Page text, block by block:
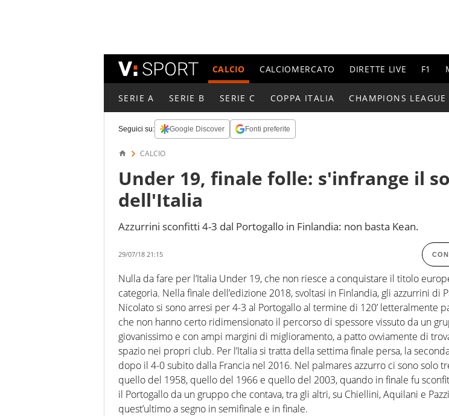
CALCIO CALCIOMERCATO DIRETTE LIVE F1
SERIE A SERIE B SERIE C COPPA ITALIA CHAMPIONS LEAGUE
Seguici su: Google Discover Fonti preferite
CALCIO
Under 19, finale folle: s'infrange il
dell'Italia
Azzurrini sconfitti 4-3 dal Portogallo in Finlandia: non basta Kean.
29/07/18 21:15
Nulla da fare per l’Italia Under 19, che non riesce a conquistare il titolo
categoria. Nella finale dell’edizione 2018, svoltasi in Finlandia, gli azzurrini di
Nicolato si sono arresi per 4-3 al Portogallo al termine di 120’ letteralmente
che non hanno certo ridimensionato il percorso di spessore vissuto da un
giovanissimo e con ampi margini di miglioramento, a patto ovviamente di
spazio nei propri club. Per l’Italia si tratta della settima finale persa, la
dopo il 4-0 subito dalla Francia nel 2016. Nel palmares azzurro ci sono solo
quello del 1958, quello del 1966 e quello del 2003, quando in finale fu
il Portogallo da un gruppo che contava, tra gli altri, su Chiellini, Aquilani e
quest’ultimo a segno in semifinale e in finale.